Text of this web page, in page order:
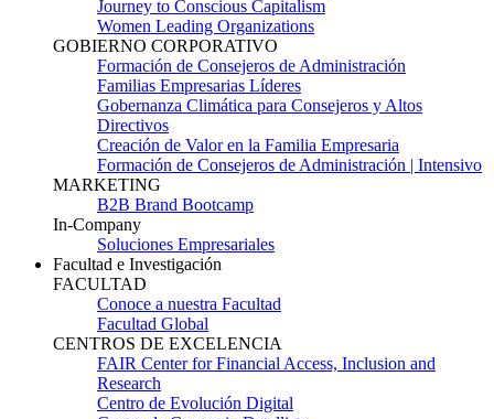
Journey to Conscious Capitalism
Women Leading Organizations
GOBIERNO CORPORATIVO
Formación de Consejeros de Administración
Familias Empresarias Líderes
Gobernanza Climática para Consejeros y Altos
Directivos
Creación de Valor en la Familia Empresaria
Formación de Consejeros de Administración | Intensivo
MARKETING
B2B Brand Bootcamp
In-Company
Soluciones Empresariales
Facultad e Investigación
FACULTAD
Conoce a nuestra Facultad
Facultad Global
CENTROS DE EXCELENCIA
FAIR Center for Financial Access, Inclusion and
Research
Centro de Evolución Digital